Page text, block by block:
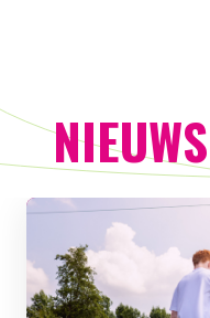
NIEUWS